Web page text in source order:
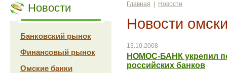
Новости
Банковский рынок
Финансовый рынок
Омские банки
Главная Новости
Новости
13.10.2008
НОМОС-БАНК укрепил
российских банков